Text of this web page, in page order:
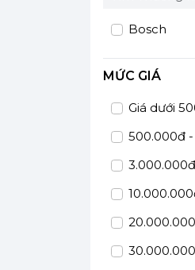
Bosch
MỨC GIÁ
Giá dưới
500.000đ